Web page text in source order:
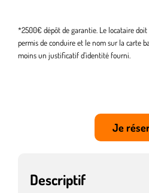
*2500€ dépôt de garantie. Le locataire doit
permis de conduire et le nom sur la carte
moins un justificatif d’identité fourni.
Je
Descriptif